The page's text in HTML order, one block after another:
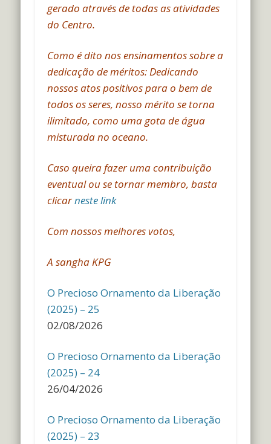
gerado através de todas as atividades
do Centro.
Como é dito nos ensinamentos sobre a
dedicação de méritos: Dedicando
nossos atos positivos para o bem de
todos os seres, nosso mérito se torna
ilimitado, como uma gota de água
misturada no oceano.
Caso queira fazer uma contribuição
eventual ou se tornar membro, basta
clicarneste link
Com nossos melhores votos,
A sangha KPG
O Precioso Ornamento da Liberação
(2025) – 25
02/08/2026
O Precioso Ornamento da Liberação
(2025) – 24
26/04/2026
O Precioso Ornamento da Liberação
(2025) – 23